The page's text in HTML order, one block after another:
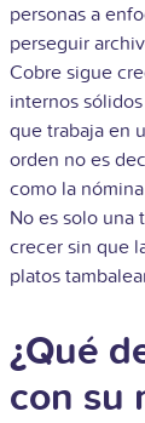
personas a
perseguir
Cobre sigue
internos
que trabaja en
orden no es
como la
No es solo una
crecer sin que
platos
¿Qué
con su